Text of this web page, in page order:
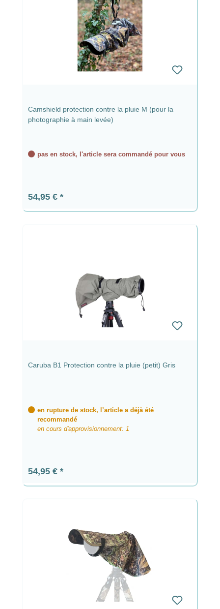
Camshield protection contre la pluie M (pour la
photographie à main levée)
pas en stock, l'article sera commandé pour vous
Prix régulier :
54,95 €
Caruba B1 Protection contre la pluie (petit) Gris
en rupture de stock, l’article a déjà été
recommandé
en cours d'approvisionnement: 1
Prix régulier :
54,95 €